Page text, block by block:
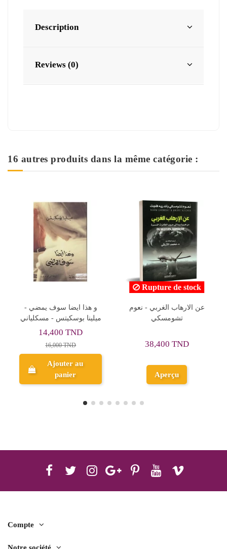
Description
Reviews (0)
16 autres produits dans la même catégorie :
عن الارهاب الغربي - نعوم
تشومسكي
38,400 TND
Aperçu
صاحب الظل الطويل - جين
ويبستر
36,000 TND
Ajouter au
panier
Compte
Notre société